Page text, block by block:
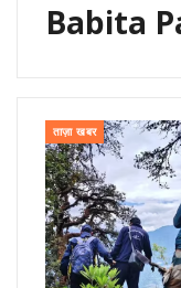
Babita
ताज़ा खबर